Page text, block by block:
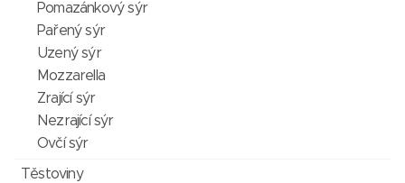
Pomazánkový sýr
Pařený sýr
Uzený sýr
Mozzarella
Zrající sýr
Nezrající sýr
Ovčí sýr
Těstoviny